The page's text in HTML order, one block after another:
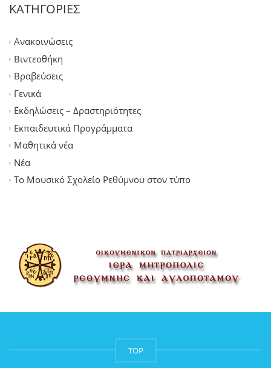
ΚΑΤΗΓΟΡΙΕΣ
Ανακοινώσεις
Βιντεοθήκη
Βραβεύσεις
Γενικά
Εκδηλώσεις – Δραστηριότητες
Εκπαιδευτικά Προγράμματα
Μαθητικά νέα
Νέα
Το Μουσικό Σχολείο Ρεθύμνου στον τύπο
TOP